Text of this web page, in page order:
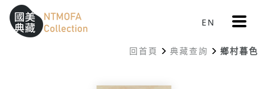
跳到中間主要內容區
網站導覽
::: EN 更
多
單
回首頁 典藏查詢 鄉村暮色